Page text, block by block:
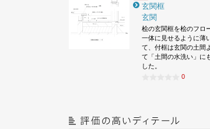
玄関框
玄関
桧の玄関框を桧のフロ
一体に見せるように薄
て、付框は玄関の土間
て「土間の水洗い」に
した。
0